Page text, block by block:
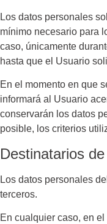
Los datos personales
mínimo necesario para
caso, únicamente
hasta que el Usuario
En el momento en que
informará al Usuario
conservarán los datos
posible, los criterios
Destinatarios
Los datos personales
terceros.
En cualquier caso, en